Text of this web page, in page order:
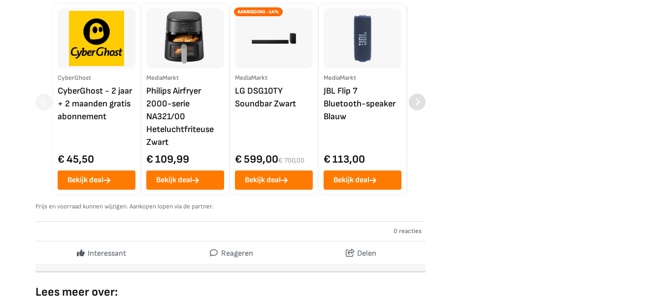
CyberGhost
CyberGhost - 2 jaar
+ 2 maanden gratis
abonnement
€ 45,50
Bekijk deal
MediaMarkt
Philips Airfryer
2000-serie
NA321/00
Heteluchtfriteuse
Zwart
€ 109,99
Bekijk deal
AANBIEDING -14%
MediaMarkt
LG DSG10TY
Soundbar Zwart
€ 599,00€ 700,00
Bekijk deal
MediaMarkt
JBL Flip 7
Bluetooth-speaker
Blauw
€ 113,00
Bekijk deal
4K TV (2025)
Prijs en voorraad kunnen wijzigen. Aankopen lopen via de partner.
0 reacties
Interessant Reageren Delen
Lees meer over: